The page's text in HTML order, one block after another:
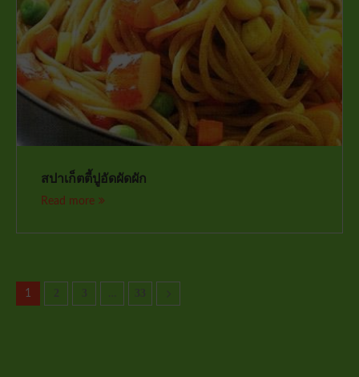
สปาเก็ตตี้ปูอัดผัดผัก
Read more
1 2 3 33